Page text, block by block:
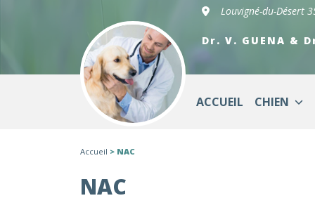
Louvigné-du-Désert
Dr. V. GUENA &
ACCUEIL CHIEN
Accueil > NAC
NAC